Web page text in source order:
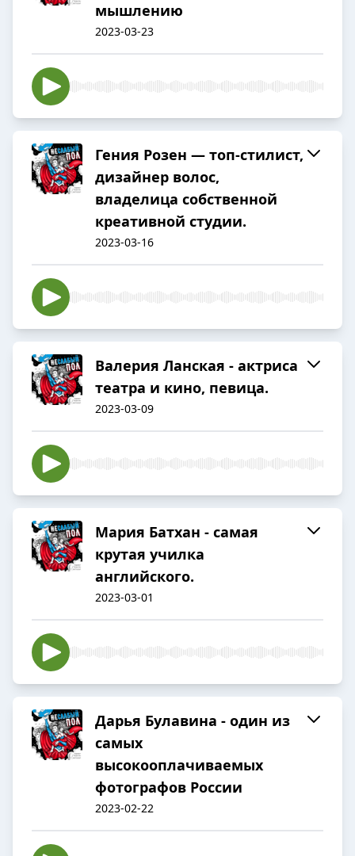
мышлению
2023-03-23
Гения Розен — топ-стилист,
дизайнер волос,
владелица собственной
креативной студии.
2023-03-16
Валерия Ланская - актриса
театра и кино, певица.
2023-03-09
Мария Батхан - самая
крутая училка
английского.
2023-03-01
Дарья Булавина - один из
самых
высокооплачиваемых
фотографов России
2023-02-22